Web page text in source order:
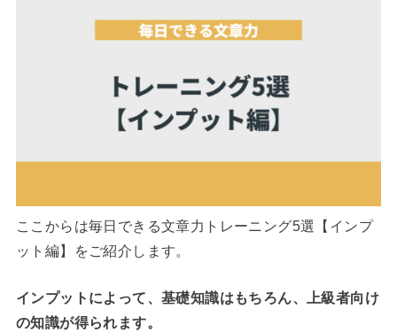
ここからは毎日できる文章力トレーニング5選【インプ
ット編】をご紹介します。
インプットによって、基礎知識はもちろん、上級者向け
の知識が得られます。